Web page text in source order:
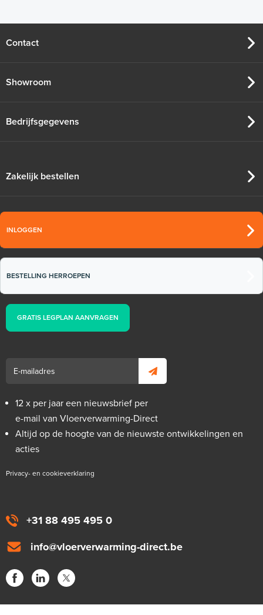
Per stuk
snijkanten
Per stuk
Adviesprijs
€ 8,00
+31 88 495 495 0
info@vloerverwarming-direct.be
Contact
Showroom
Bedrijfsgegevens
Zakelijk bestellen
INLOGGEN
BESTELLING HERROEPEN
GRATIS LEGPLAN AANVRAGEN
12 x per jaar een nieuwsbrief per
e-mail van Vloerverwarming-Direct
Altijd op de hoogte van de nieuwste ontwikkelingen en
acties
Privacy- en cookieverklaring